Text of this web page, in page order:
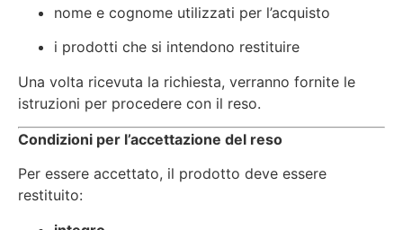
nome e cognome utilizzati per l’acquisto
i prodotti che si intendono restituire
Una volta ricevuta la richiesta, verranno fornite le
istruzioni per procedere con il reso.
Condizioni per l’accettazione del reso
Per essere accettato, il prodotto deve essere
restituito: